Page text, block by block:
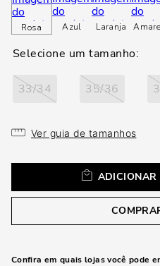
Rosa Azul Laranja
33/34 35/36
Ver guia de tamanhos
Confira em quais lojas você pode